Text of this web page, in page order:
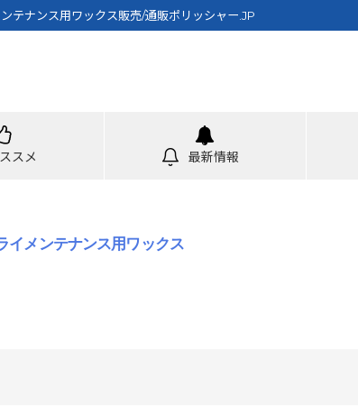
ンテナンス用ワックス販売/通販ポリッシャー.JP
スメ 最新情報
イメンテナンス用ワックス